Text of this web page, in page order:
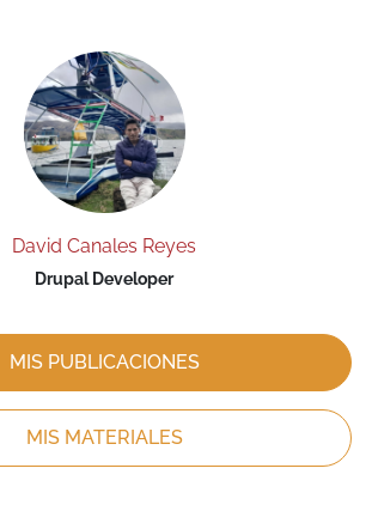
David Canales Reyes
Drupal Developer
MIS PUBLICACIONES
MIS MATERIALES